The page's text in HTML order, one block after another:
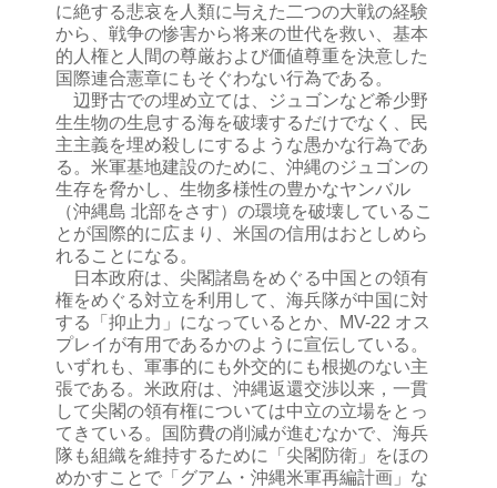
に絶する悲哀を人類に与えた二つの大戦の経験
から、戦争の惨害から将来の世代を救い、基本
的人権と人間の尊厳および価値尊重を決意した
国際連合憲章にもそぐわない行為である。
辺野古での埋め立ては、ジュゴンなど希少野
生生物の生息する海を破壊するだけでなく、民
主主義を埋め殺しにするような愚かな行為であ
る。米軍基地建設のために、沖縄のジュゴンの
生存を脅かし、生物多様性の豊かなヤンバル
（沖縄島 北部をさす）の環境を破壊しているこ
とが国際的に広まり、米国の信用はおとしめら
れることになる。
日本政府は、尖閣諸島をめぐる中国との領有
権をめぐる対立を利用して、海兵隊が中国に対
する「抑止力」になっているとか、MV-22 オス
プレイが有用であるかのように宣伝している。
いずれも、軍事的にも外交的にも根拠のない主
張である。米政府は、沖縄返還交渉以来，一貫
して尖閣の領有権については中立の立場をとっ
てきている。国防費の削減が進むなかで、海兵
隊も組織を維持するために「尖閣防衛」をほの
めかすことで「グアム・沖縄米軍再編計画」な